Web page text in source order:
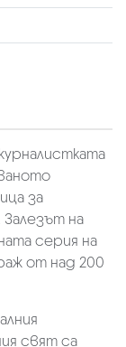
за
на
серия на
от над 200
свят са